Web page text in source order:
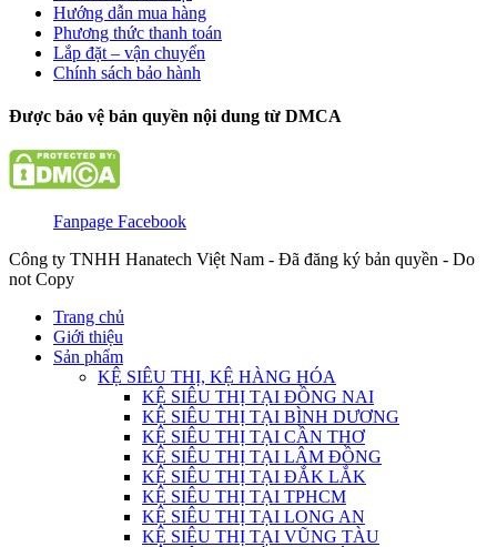
Hướng dẫn mua hàng
Phương thức thanh toán
Lắp đặt – vận chuyển
Chính sách bảo hành
Được bảo vệ bản quyền nội dung từ DMCA
Fanpage Facebook
Công ty TNHH Hanatech Việt Nam - Đã đăng ký bản quyền - Do
not Copy
Trang chủ
Giới thiệu
Sản phẩm
KỆ SIÊU THỊ, KỆ HÀNG HÓA
KỆ SIÊU THỊ TẠI ĐỒNG NAI
KỆ SIÊU THỊ TẠI BÌNH DƯƠNG
KỆ SIÊU THỊ TẠI CẦN THƠ
KỆ SIÊU THỊ TẠI LÂM ĐỒNG
KỆ SIÊU THỊ TẠI ĐẮK LẮK
KỆ SIÊU THỊ TẠI TPHCM
KỆ SIÊU THỊ TẠI LONG AN
KỆ SIÊU THỊ TẠI VŨNG TÀU